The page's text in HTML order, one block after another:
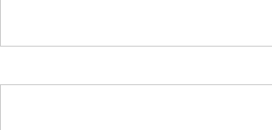
お買い物を続ける